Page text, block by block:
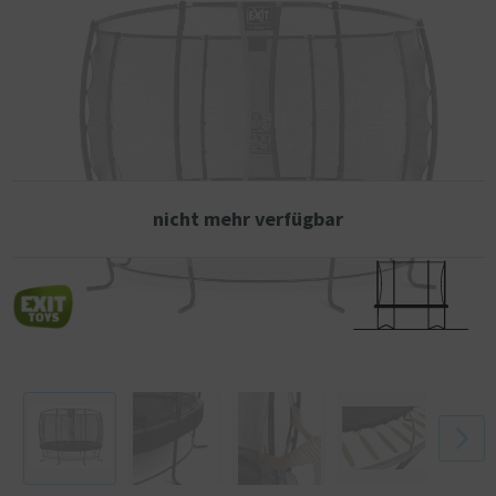
Premium-Trampolin extra lange Federn für das ultimative
Sprungerlebnis und eine längere Schürze am Schutzrand für ein
schöneres Aussehen. Die dickere Polsterung sorgt für noch mehr
Schutz und die dickere PVC-Deckschicht verlängert die Lebensdauer.
nicht mehr verfügbar